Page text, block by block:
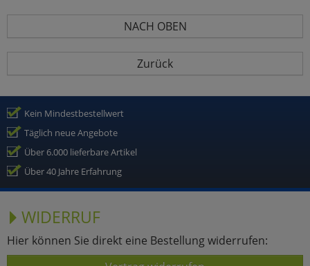
NACH OBEN
Zurück
Kein Mindestbestellwert
Täglich neue Angebote
Über 6.000 lieferbare Artikel
Über 40 Jahre Erfahrung
WIDERRUF
Hier können Sie direkt eine Bestellung widerrufen: